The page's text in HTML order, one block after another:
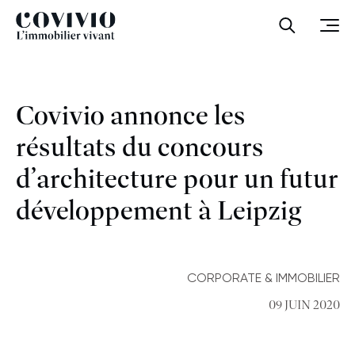
Covivio Ouvrir la
Covivio annonce les
résultats du concours
d’architecture pour un futur
développement à Leipzig
CORPORATE & IMMOBILIER
09 JUIN 2020